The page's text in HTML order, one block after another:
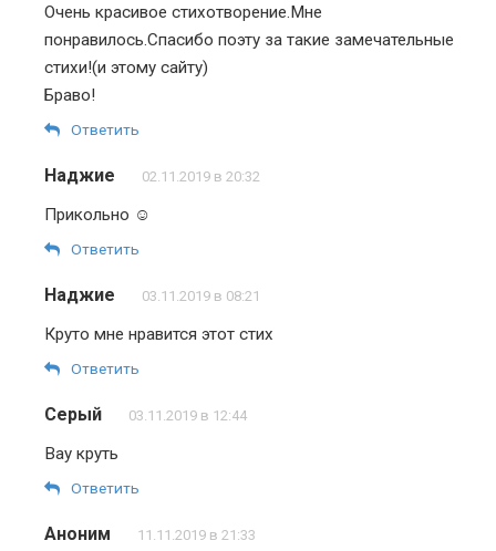
Очень красивое стихотворение.Мне
понравилось.Спасибо поэту за такие замечательные
стихи!(и этому сайту)
Браво!
Ответить
Наджие 02.11.2019 в 20:32
Прикольно ☺
Ответить
Наджие 03.11.2019 в 08:21
Круто мне нравится этот стих
Ответить
Серый 03.11.2019 в 12:44
Вау круть
Ответить
Аноним 11.11.2019 в 21:33